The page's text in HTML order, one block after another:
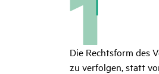
Die Rechtsform des
zu verfolgen, statt